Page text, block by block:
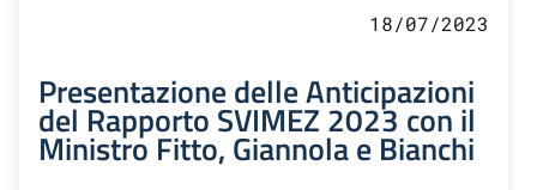
18/07/2023
Presentazione delle Anticipazioni
del Rapporto SVIMEZ 2023 con il
Ministro Fitto, Giannola e Bianchi